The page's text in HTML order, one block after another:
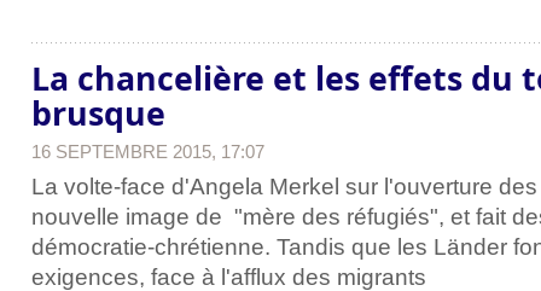
La chancelière et les effets du
brusque
16 SEPTEMBRE 2015, 17:07
La volte-face d'Angela Merkel sur l'ouverture
nouvelle image de "mère des réfugiés", et fait
démocratie-chrétienne. Tandis que les Länder
exigences, face à l'afflux des migrants